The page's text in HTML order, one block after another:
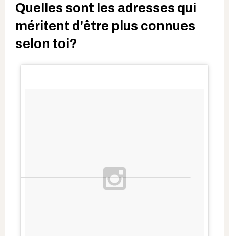
Quelles sont les adresses qui
méritent d'être plus connues
selon toi?